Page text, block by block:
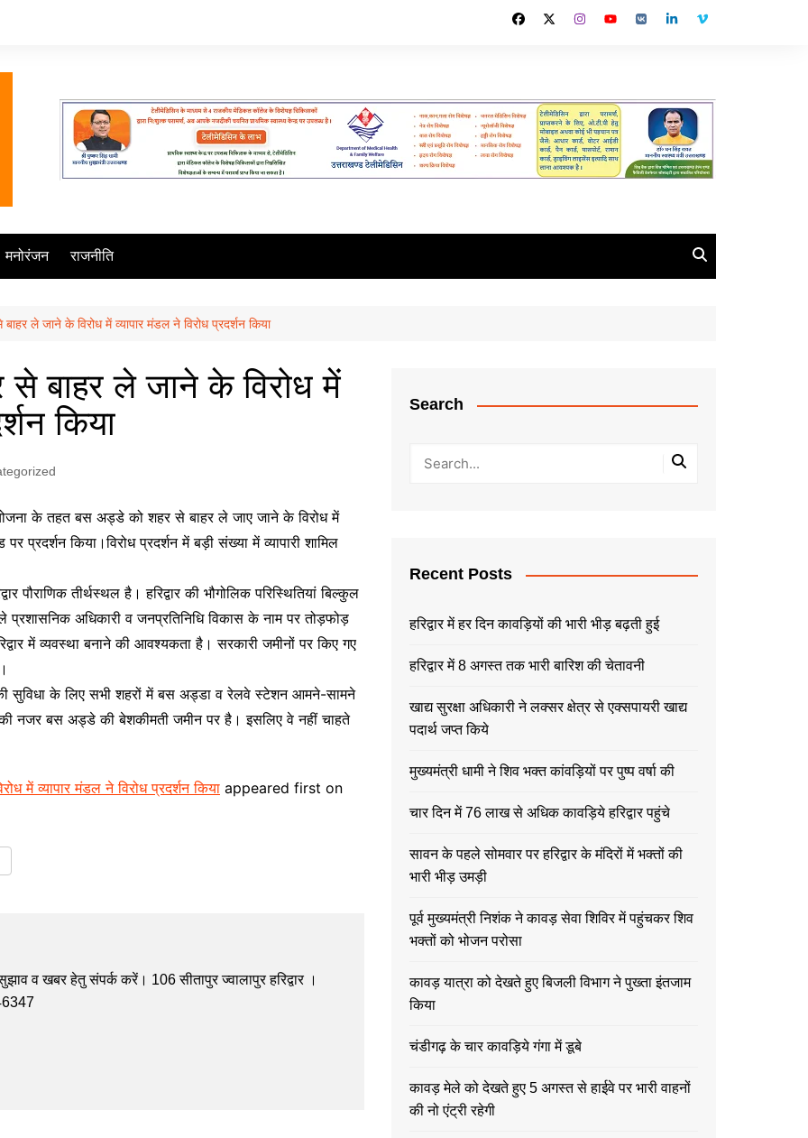
मनोरंजन राजनीति
ले जाने के विरोध में व्यापार मंडल ने विरोध प्रदर्शन किया
बाहर ले जाने के विरोध में
किया
के तहत बस अड्डे को शहर से बाहर ले जाए जाने के विरोध में
प्रदर्शन किया।विरोध प्रदर्शन में बड़ी संख्या में व्यापारी शामिल
पौराणिक तीर्थस्थल है। हरिद्वार की भौगोलिक परिस्थितियां बिल्कुल
प्रशासनिक अधिकारी व जनप्रतिनिधि विकास के नाम पर तोड़फोड़
में व्यवस्था बनाने की आवश्यकता है। सरकारी जमीनों पर किए गए
सुविधा के लिए सभी शहरों में बस अड्डा व रेलवे स्टेशन आमने-सामने
नजर बस अड्डे की बेशकीमती जमीन पर है। इसलिए वे नहीं चाहते
में व्यापार मंडल ने विरोध प्रदर्शन किया appeared first on
व खबर हेतु संपर्क करें। 106 सीतापुर ज्वालापुर हरिद्वार ।
Search
Recent Posts
हरिद्वार में हर दिन कावड़ियों की भारी भीड़ बढ़ती हुई
हरिद्वार में 8 अगस्त तक भारी बारिश की चेतावनी
खाद्य सुरक्षा अधिकारी ने लक्सर क्षेत्र से एक्सपायरी खाद्य
पदार्थ जप्त किये
मुख्यमंत्री धामी ने शिव भक्त कांवड़ियों पर पुष्प वर्षा की
चार दिन में 76 लाख से अधिक कावड़िये हरिद्वार पहुंचे
सावन के पहले सोमवार पर हरिद्वार के मंदिरों में भक्तों की
भारी भीड़ उमड़ी
पूर्व मुख्यमंत्री निशंक ने कावड़ सेवा शिविर में पहुंचकर शिव
भक्तों को भोजन परोसा
कावड़ यात्रा को देखते हुए बिजली विभाग ने पुख्ता इंतजाम
किया
चंडीगढ़ के चार कावड़िये गंगा में डूबे
कावड़ मेले को देखते हुए 5 अगस्त से हाईवे पर भारी वाहनों
की नो एंट्री रहेगी